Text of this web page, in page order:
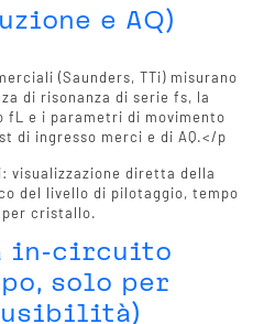
e AQ)
(Saunders, TTi) misurano
di risonanza di serie fs, la
fL e i parametri di movimento
di ingresso merci e di AQ.</p
visualizzazione diretta della
del livello di pilotaggio, tempo
per cristallo.
in-circuito
solo per